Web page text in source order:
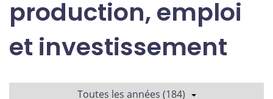
production, emploi
et investissement
Toutes les années (184)